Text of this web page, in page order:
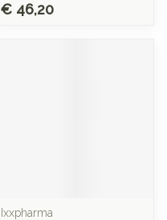
€ 46,20
Ixxpharma